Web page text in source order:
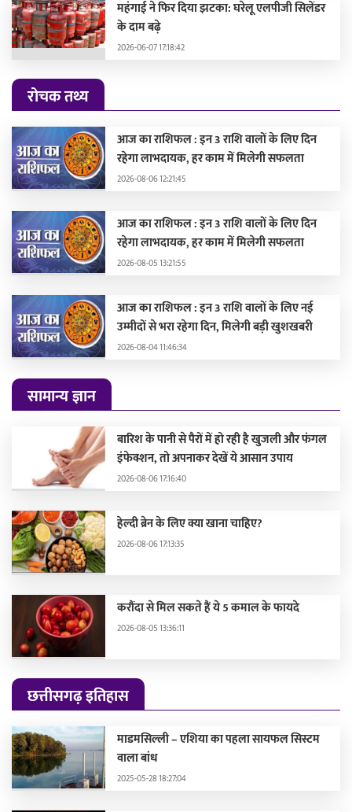
महंगाई ने फिर दिया झटका: घरेलू एलपीजी सिलेंडर
के दाम बढ़े
2026-06-07 17:18:42
रोचक तथ्य
आज का राशिफल : इन 3 राशि वालों के लिए दिन
रहेगा लाभदायक, हर काम में मिलेगी सफलता
2026-08-06 12:21:45
आज का राशिफल : इन 3 राशि वालों के लिए दिन
रहेगा लाभदायक, हर काम में मिलेगी सफलता
2026-08-05 13:21:55
आज का राशिफल : इन 3 राशि वालों के लिए नई
उम्मीदों से भरा रहेगा दिन, मिलेगी बड़ी खुशखबरी
2026-08-04 11:46:34
सामान्य ज्ञान
बारिश के पानी से पैरों में हो रही है खुजली और फंगल
इंफेक्शन, तो अपनाकर देखें ये आसान उपाय
2026-08-06 17:16:40
हेल्दी ब्रेन के लिए क्या खाना चाहिए?
2026-08-06 17:13:35
करौंदा से मिल सकते हैं ये 5 कमाल के फायदे
2026-08-05 13:36:11
छत्तीसगढ़ इतिहास
माडमसिल्ली – एशिया का पहला सायफल सिस्टम
वाला बांध
2025-05-28 18:27:04